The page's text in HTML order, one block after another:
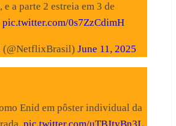
e a parte 2 estreia em 3 de
pic.twitter.com/0s7ZzCdimH
June 11, 2025
Enid em pôster individual da